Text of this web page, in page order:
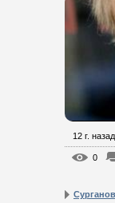
12 г. назад
0